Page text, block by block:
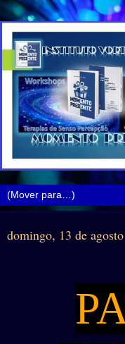
domingo, 13 de